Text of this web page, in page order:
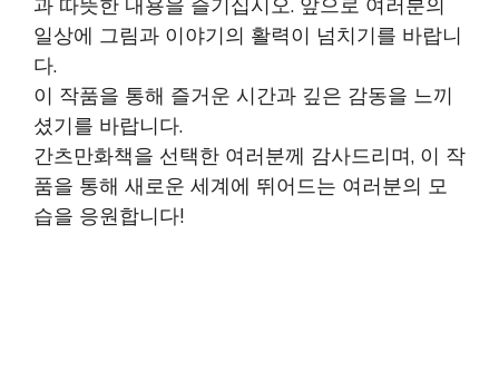
과 따뜻한 내용을 즐기십시오. 앞으로 여러분의
일상에 그림과 이야기의 활력이 넘치기를 바랍니
다.
이 작품을 통해 즐거운 시간과 깊은 감동을 느끼
셨기를 바랍니다.
간츠만화책을 선택한 여러분께 감사드리며, 이 작
품을 통해 새로운 세계에 뛰어드는 여러분의 모
습을 응원합니다!